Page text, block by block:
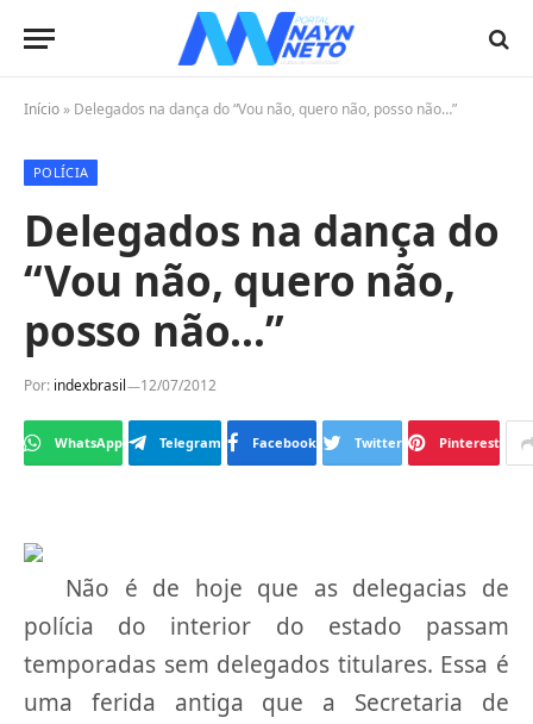
Início » Delegados na dança do “Vou não, quero não, posso não…”
POLÍCIA
Delegados na dança do
“Vou não, quero não,
posso não…”
Por: indexbrasil 12/07/2012
WhatsApp Telegram Facebook Twitter Pinterest
Não é de hoje que as delegacias de
polícia do interior do estado passam
temporadas sem delegados titulares. Essa é
uma ferida antiga que a Secretaria de